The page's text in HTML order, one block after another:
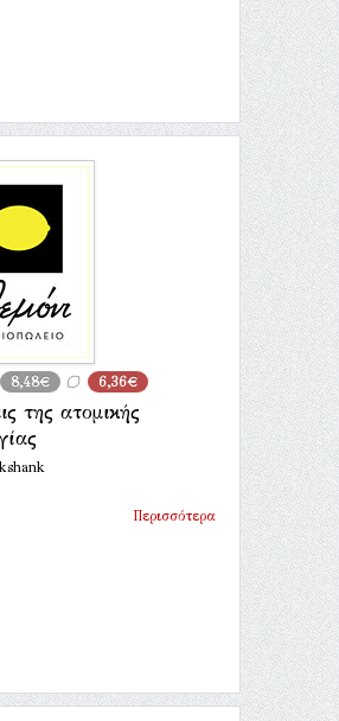
8,48€ 6,36€
της ατομικής
Περισσότερα